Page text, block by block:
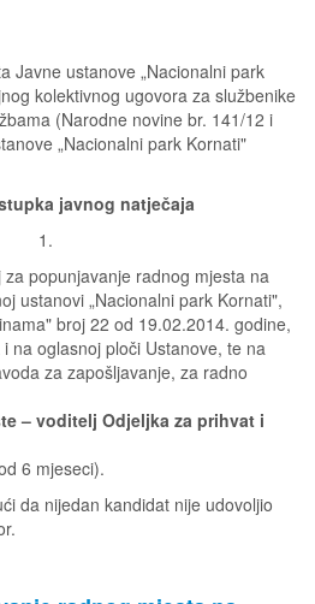
Javne ustanove „Nacionalni park
kolektivnog ugovora za službenike
(Narodne novine br. 141/12 i
„Nacionalni park Kornati"
javnog natječaja
1.
popunjavanje radnog mjesta na
ustanovi „Nacionalni park Kornati",
broj 22 od 19.02.2014. godine,
na oglasnoj ploči Ustanove, te na
za zapošljavanje, za radno
– voditelj Odjeljka za prihvat i
6 mjeseci).
da nijedan kandidat nije udovoljio